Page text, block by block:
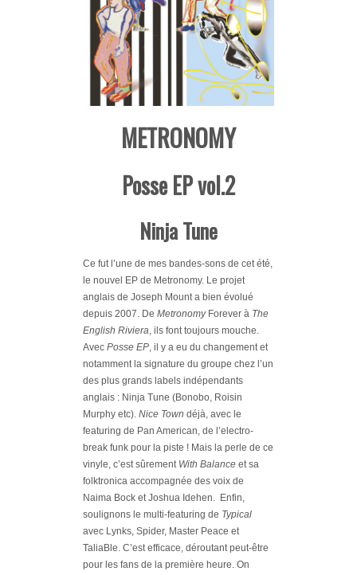
METRONOMY
Posse EP vol.2
Ninja Tune
Ce fut l’une de mes bandes-sons de cet été,
le nouvel EP de Metronomy. Le projet
anglais de Joseph Mount a bien évolué
depuis 2007. De MetronomyForever à The
English Riviera, ils font toujours mouche.
Avec Posse EP, il y a eu du changement et
notamment la signature du groupe chez l’un
des plus grands labels indépendants
anglais : Ninja Tune (Bonobo, Roisin
Murphy etc). Nice Town déjà, avec le
featuring de Pan American, de l’electro-
break funk pour la piste ! Mais la perle de ce
vinyle, c’est sûrement With Balance et sa
folktronica accompagnée des voix de
Naima Bock et Joshua Idehen. Enfin,
soulignons le multi-featuring de Typical
avec Lynks, Spider, Master Peace et
TaliaBle. C’est efficace, déroutant peut-être
pour les fans de la première heure. On